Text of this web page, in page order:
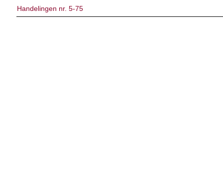
Handelingen nr. 5-75